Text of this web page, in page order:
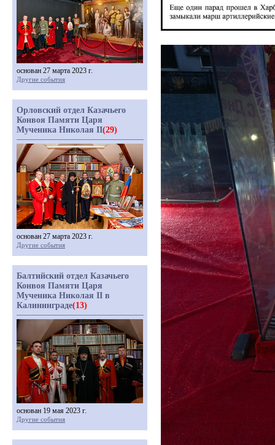
основан 27 марта 2023 г.
Другие события
Орловский отдел Казачьего
Конвоя Памяти Царя
Мученика Николая II(29)
основан 27 марта 2023 г.
Другие события
Балтийский отдел Казачьего
Конвоя Памяти Царя
Мученика Николая II в
Калининграде(13)
основан 19 мая 2023 г.
Другие события